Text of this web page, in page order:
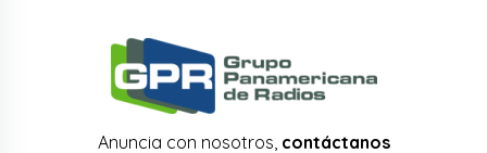
Anuncia con nosotros, contáctanos